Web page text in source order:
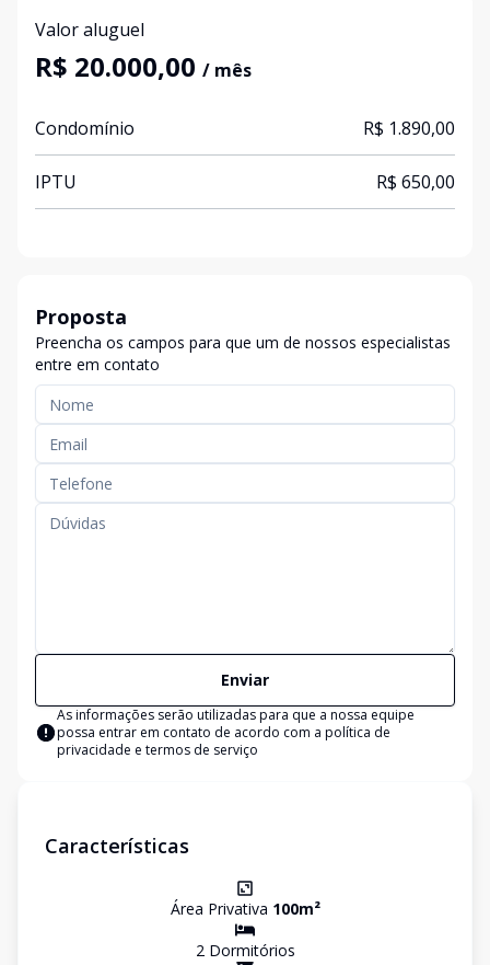
Valor aluguel
R$ 20.000,00 / mês
Condomínio R$ 1.890,00
IPTU R$ 650,00
Proposta
Preencha os campos para que um de nossos especialistas
entre em contato
Enviar
As informações serão utilizadas para que a nossa equipe
possa entrar em contato de acordo com a política de
privacidade e termos de serviço
Características
Área Privativa 100m²
2Dormitórios